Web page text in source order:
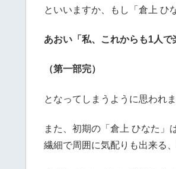
といいますか、もし「倉上 ひ
あおい「私、これからも1人で
（第一部完）
となってしまうように思われま
また、初期の「倉上 ひなた」
繊細で周囲に気配りも出来る